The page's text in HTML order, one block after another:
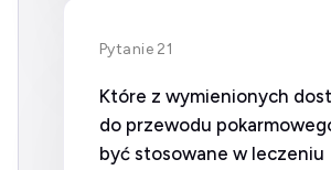
Pytanie 21
Które z wymienionych
do przewodu
być stosowane w leczeniu